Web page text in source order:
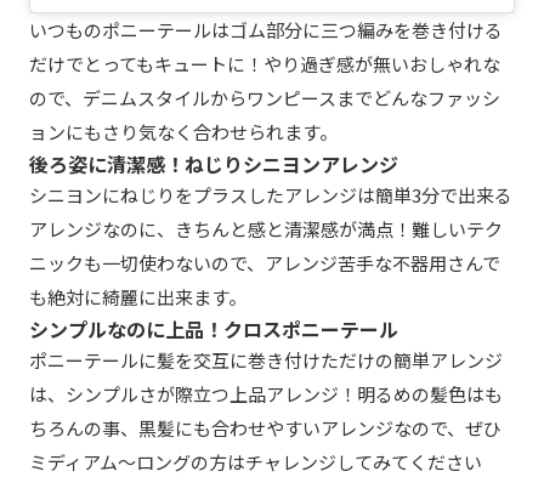
いつものポニーテールはゴム部分に三つ編みを巻き付ける
だけでとってもキュートに！やり過ぎ感が無いおしゃれな
ので、デニムスタイルからワンピースまでどんなファッシ
ョンにもさり気なく合わせられます。
後ろ姿に清潔感！ねじりシニヨンアレンジ
シニヨンにねじりをプラスしたアレンジは簡単3分で出来る
アレンジなのに、きちんと感と清潔感が満点！難しいテク
ニックも一切使わないので、アレンジ苦手な不器用さんで
も絶対に綺麗に出来ます。
シンプルなのに上品！クロスポニーテール
ポニーテールに髪を交互に巻き付けただけの簡単アレンジ
は、シンプルさが際立つ上品アレンジ！明るめの髪色はも
ちろんの事、黒髪にも合わせやすいアレンジなので、ぜひ
ミディアム〜ロングの方はチャレンジしてみてください